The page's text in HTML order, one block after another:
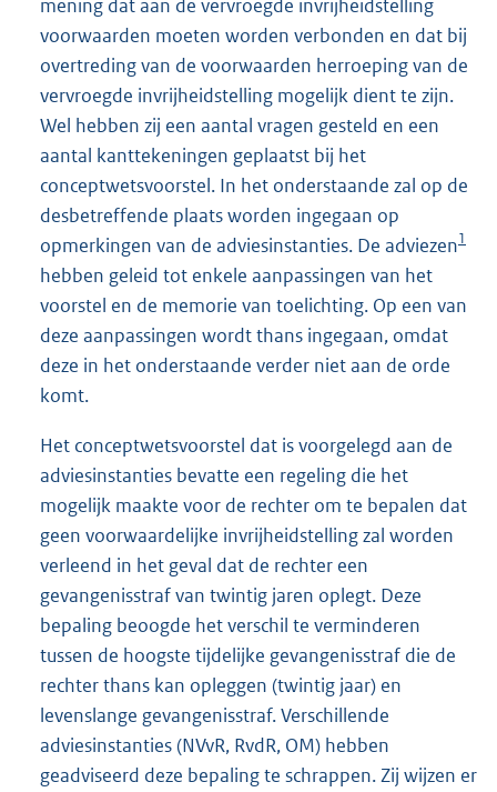
mening dat aan de vervroegde invrijheidstelling
voorwaarden moeten worden verbonden en dat bij
overtreding van de voorwaarden herroeping van de
vervroegde invrijheidstelling mogelijk dient te zijn.
Wel hebben zij een aantal vragen gesteld en een
aantal kanttekeningen geplaatst bij het
conceptwetsvoorstel. In het onderstaande zal op de
desbetreffende plaats worden ingegaan op
opmerkingen van de adviesinstanties. De adviezen1
hebben geleid tot enkele aanpassingen van het
voorstel en de memorie van toelichting. Op een van
deze aanpassingen wordt thans ingegaan, omdat
deze in het onderstaande verder niet aan de orde
komt.
Het conceptwetsvoorstel dat is voorgelegd aan de
adviesinstanties bevatte een regeling die het
mogelijk maakte voor de rechter om te bepalen dat
geen voorwaardelijke invrijheidstelling zal worden
verleend in het geval dat de rechter een
gevangenisstraf van twintig jaren oplegt. Deze
bepaling beoogde het verschil te verminderen
tussen de hoogste tijdelijke gevangenisstraf die de
rechter thans kan opleggen (twintig jaar) en
levenslange gevangenisstraf. Verschillende
adviesinstanties (NVvR, RvdR, OM) hebben
geadviseerd deze bepaling te schrappen. Zij wijzen er